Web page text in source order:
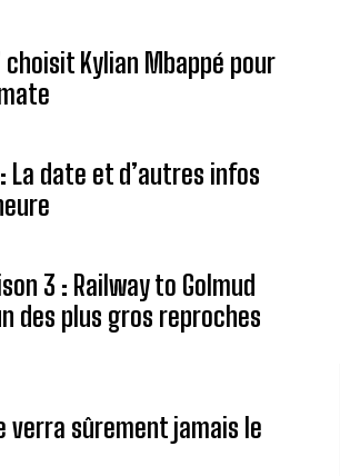
choisit Kylian Mbappé pour
: La date et d’autres infos
3 : Railway to Golmud
des plus gros reproches
verra sûrement jamais le